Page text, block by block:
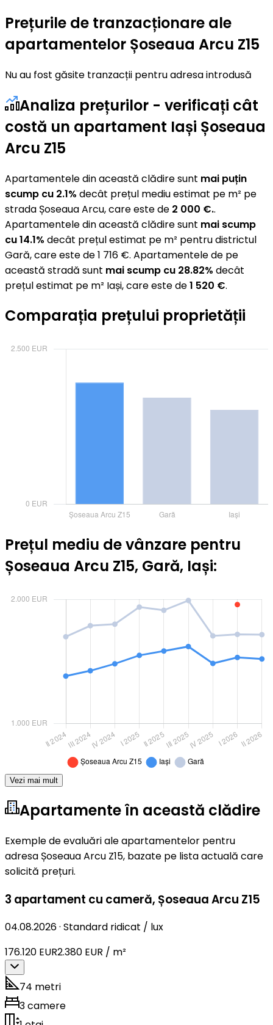
Prețurile de tranzacționare ale
apartamentelor Șoseaua Arcu Z15
Nu au fost găsite tranzacții pentru adresa introdusă
Analiza prețurilor - verificați cât
costă un apartament Iași Șoseaua
Arcu Z15
Apartamentele din această clădire sunt mai puțin
scump cu 2.1% decât prețul mediu estimat pe m² pe
strada Șoseaua Arcu, care este de 2 000 €..
Apartamentele din această clădire sunt mai scump
cu 14.1% decât prețul estimat pe m² pentru districtul
Gară, care este de 1 716 €. Apartamentele de pe
această stradă sunt mai scump cu 28.82% decât
prețul estimat pe m² Iași, care este de1 520 €.
Comparația prețului proprietății
Prețul mediu de vânzare pentru
Șoseaua Arcu Z15, Gară, Iași:
Vezi mai mult
Apartamente în această clădire
Exemple de evaluări ale apartamentelor pentru
adresa Șoseaua Arcu Z15, bazate pe lista actuală care
solicită prețuri.
3 apartament cu cameră, Șoseaua Arcu Z15
04.08.2026· Standard ridicat / lux
176.120 EUR2.380 EUR / m²
74 metri
3 camere